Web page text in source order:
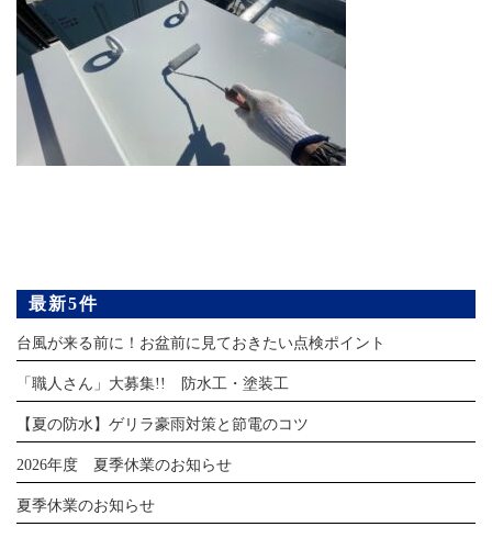
最新5件
台風が来る前に！お盆前に見ておきたい点検ポイント
「職人さん」大募集!! 防水工・塗装工
【夏の防水】ゲリラ豪雨対策と節電のコツ
2026年度 夏季休業のお知らせ
夏季休業のお知らせ